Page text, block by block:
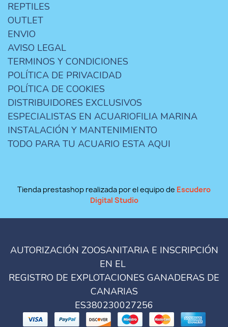
REPTILES
OUTLET
ENVIO
AVISO LEGAL
TERMINOS Y CONDICIONES
POLÍTICA DE PRIVACIDAD
POLÍTICA DE COOKIES
DISTRIBUIDORES EXCLUSIVOS
ESPECIALISTAS EN ACUARIOFILIA MARINA
INSTALACIÓN Y MANTENIMIENTO
TODO PARA TU ACUARIO ESTA AQUI
Tienda prestashop realizada por el equipo de Escudero
Digital Studio
AUTORIZACIÓN ZOOSANITARIA E INSCRIPCIÓN
EN EL
REGISTRO DE EXPLOTACIONES GANADERAS DE
CANARIAS
ES380230027256